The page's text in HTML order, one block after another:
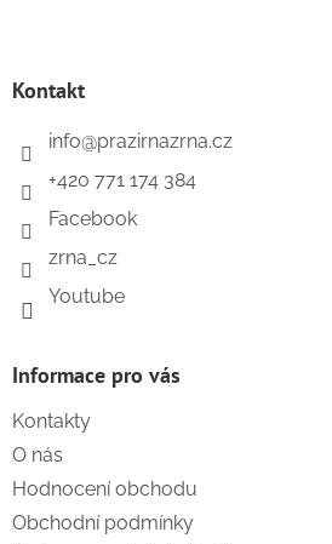
Kontakt
info@prazirnazrna.cz
+420 771 174 384
Facebook
zrna_cz
Youtube
Informace pro vás
Kontakty
O nás
Hodnocení obchodu
Obchodní podmínky